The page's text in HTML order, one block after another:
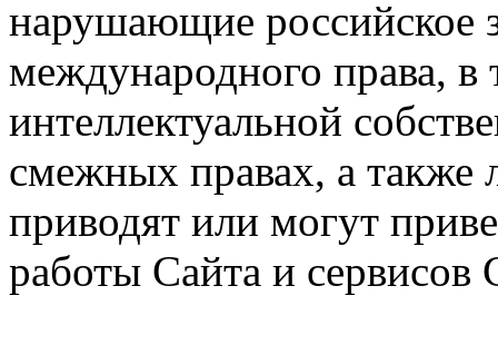
нарушающие российское
международного права, в
интеллектуальной
смежных правах, а также
приводят или могут
работы Сайта и сервисов